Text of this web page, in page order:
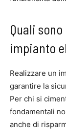
Quali
impianto
Realizzare un
garantire la
Per chi si
fondamentali
anche di